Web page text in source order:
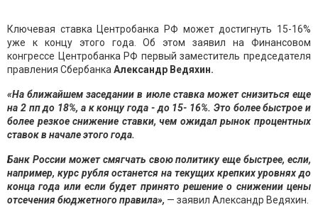
Ключевая ставка Центробанка РФ может достигнуть 15-16%
уже к концу этого года. Об этом заявил на Финансовом
конгрессе Центробанка РФ первый заместитель председателя
правления Сбербанка Александр Ведяхин.
«На ближайшем заседании в июле ставка может снизиться еще
на 2 пп до 18%, а к концу года - до 15- 16%. Это более быстрое и
более резкое снижение ставки, чем ожидал рынок процентных
ставок в начале этого года.
Банк России может смягчать свою политику еще быстрее, если,
например, курс рубля останется на текущих крепких уровнях до
конца года или если будет принято решение о снижении цены
отсечения бюджетного правила», — заявил Александр Ведяхин.